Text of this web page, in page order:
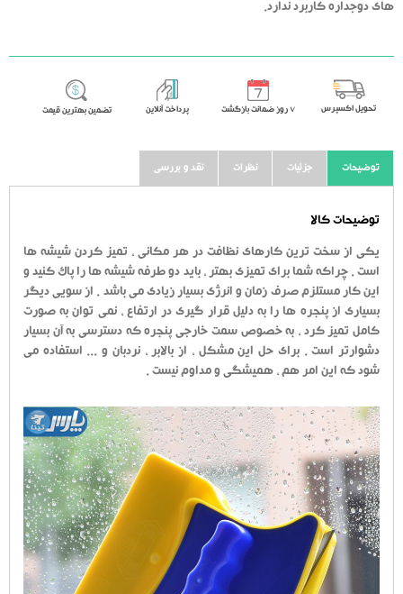
های دوجداره کاربرد ندارد.
تحویل اکسپرس ٧ روز ضمانت بازگشت پرداخت آنلاین تضمین بهترین قیمت
توضیحات جزئیات نظرات نقد و بررسی
توضیحات کالا
یکی از سخت ترین کارهای نظافت در هر مکانی ، تمیز کردن شیشه ها
است . چراکه شما برای تمیزی بهتر ، باید دو طرفه شیشه ها را پاک کنید و
این کار مستلزم صرف زمان و انرژی بسیار زیادی می باشد . از سویی دیگر
بسیاری از پنجره ها را به دلیل قرار گیری در ارتفاع ، نمی توان به صورت
کامل تمیز کرد ، به خصوص سمت خارجی پنجره که دسترسی به آن بسیار
دشوارتر است . برای حل این مشکل ، از بالابر ، نردبان و ... استفاده می
شود که این امر هم ، همیشگی و مداوم نیست .